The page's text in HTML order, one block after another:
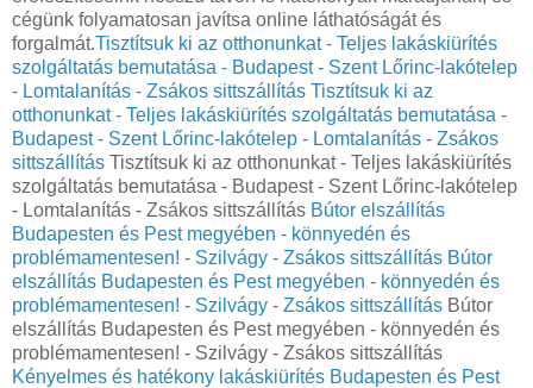
cégünk folyamatosan javítsa online láthatóságát és
forgalmát.Tisztítsuk ki az otthonunkat - Teljes lakáskiürítés
szolgáltatás bemutatása - Budapest - Szent Lőrinc-lakótelep
- Lomtalanítás - Zsákos sittszállítás Tisztítsuk ki az
otthonunkat - Teljes lakáskiürítés szolgáltatás bemutatása -
Budapest - Szent Lőrinc-lakótelep - Lomtalanítás - Zsákos
sittszállítás Tisztítsuk ki az otthonunkat - Teljes lakáskiürítés
szolgáltatás bemutatása - Budapest - Szent Lőrinc-lakótelep
- Lomtalanítás - Zsákos sittszállítás Bútor elszállítás
Budapesten és Pest megyében - könnyedén és
problémamentesen! - Szilvágy - Zsákos sittszállítás Bútor
elszállítás Budapesten és Pest megyében - könnyedén és
problémamentesen! - Szilvágy - Zsákos sittszállítás Bútor
elszállítás Budapesten és Pest megyében - könnyedén és
problémamentesen! - Szilvágy - Zsákos sittszállítás
Kényelmes és hatékony lakáskiürítés Budapesten és Pest